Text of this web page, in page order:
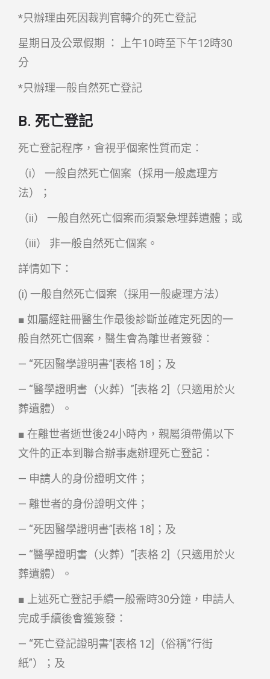
*只辦理由死因裁判官轉介的死亡登記
星期日及公眾假期 ： 上午10時至下午12時30
分
*只辦理一般自然死亡登記
B. 死亡登記
死亡登記程序，會視乎個案性質而定︰
（i） 一般自然死亡個案（採用一般處理方
法）；
（ii） 一般自然死亡個案而須緊急埋葬遺體；或
（iii） 非一般自然死亡個案。
詳情如下：
(i) 一般自然死亡個案（採用一般處理方法）
■ 如屬經註冊醫生作最後診斷並確定死因的一
般自然死亡個案，醫生會為離世者簽發︰
— “死因醫學證明書”[表格 18]；及
— “醫學證明書（火葬）”[表格 2]（只適用於火
葬遺體）。
■ 在離世者逝世後24小時內，親屬須帶備以下
文件的正本到聯合辦事處辦理死亡登記：
— 申請人的身份證明文件；
— 離世者的身份證明文件；
— “死因醫學證明書”[表格 18]；及
— “醫學證明書（火葬）”[表格 2]（只適用於火
葬遺體）。
■ 上述死亡登記手續一般需時30分鐘，申請人
完成手續後會獲簽發：
— “死亡登記證明書”[表格 12]（俗稱“行街
紙”）；及